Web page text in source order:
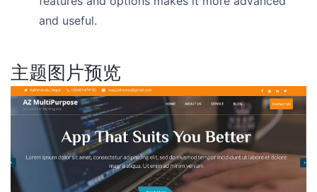
and useful.
主题图片预览